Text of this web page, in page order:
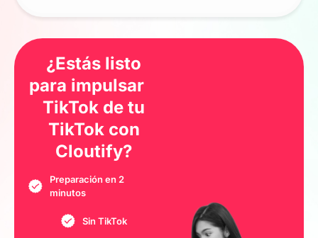
¿Estás listo
para impulsar
TikTok de tu
TikTok con
Cloutify?
Preparación en 2
minutos
Sin TikTok